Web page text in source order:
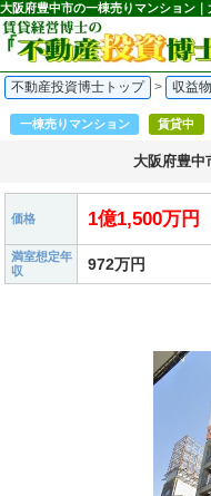
不動産投資博士トップ > 収益
一棟売りマンション 賃貸中
大阪府豊中
価格 1億1,500万円
満室想定年
収
972万円